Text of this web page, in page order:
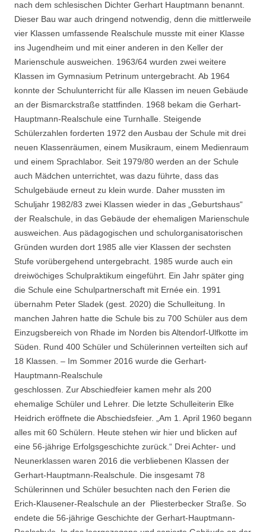
nach dem schlesischen Dichter Gerhart Hauptmann benannt.
Dieser Bau war auch dringend notwendig, denn die mittlerweile
vier Klassen umfassende Realschule musste mit einer Klasse
ins Jugendheim und mit einer anderen in den Keller der
Marienschule ausweichen. 1963/64 wurden zwei weitere
Klassen im Gymnasium Petrinum untergebracht. Ab 1964
konnte der Schulunterricht für alle Klassen im neuen Gebäude
an der Bismarckstraße stattfinden. 1968 bekam die Gerhart-
Hauptmann-Realschule eine Turnhalle. Steigende
Schülerzahlen forderten 1972 den Ausbau der Schule mit drei
neuen Klassenräumen, einem Musikraum, einem Medienraum
und einem Sprachlabor. Seit 1979/80 werden an der Schule
auch Mädchen unterrichtet, was dazu führte, dass das
Schulgebäude erneut zu klein wurde. Daher mussten im
Schuljahr 1982/83 zwei Klassen wieder in das „Geburtshaus“
der Realschule, in das Gebäude der ehemaligen Marienschule
ausweichen. Aus pädagogischen und schulorganisatorischen
Gründen wurden dort 1985 alle vier Klassen der sechsten
Stufe vorübergehend untergebracht. 1985 wurde auch ein
dreiwöchiges Schulpraktikum eingeführt. Ein Jahr später ging
die Schule eine Schulpartnerschaft mit Ernée ein. 1991
übernahm Peter Sladek (gest. 2020) die Schulleitung. In
manchen Jahren hatte die Schule bis zu 700 Schüler aus dem
Einzugsbereich von Rhade im Norden bis Altendorf-Ulfkotte im
Süden. Rund 400 Schüler und Schülerinnen verteilten sich auf
18 Klassen. – Im Sommer 2016 wurde die Gerhart-
Hauptmann-Realschule
geschlossen. Zur Abschiedfeier kamen mehr als 200
ehemalige Schüler und Lehrer. Die letzte Schulleiterin Elke
Heidrich eröffnete die Abschiedsfeier. „Am 1. April 1960 begann
alles mit 60 Schülern. Heute stehen wir hier und blicken auf
eine 56-jährige Erfolgsgeschichte zurück.“ Drei Achter- und
Neunerklassen waren 2016 die verbliebenen Klassen der
Gerhart-Hauptmann-Realschule. Die insgesamt 78
Schülerinnen und Schüler besuchten nach den Ferien die
Erich-Klausener-Realschule an der Pliesterbecker Straße. So
endete die 56-jährige Geschichte der Gerhart-Hauptmann-